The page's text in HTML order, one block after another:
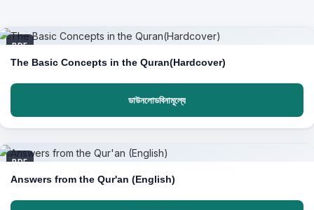
PDF
The Basic Concepts in the Quran(Hardcover)
ডাউনলোডবিনামূল্যে
PDF
Answers from the Qur'an (English)